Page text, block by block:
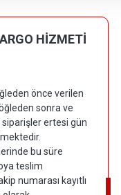
HİZMETİ
önce verilen
sonra ve
ertesi gün
bu süre
teslim
numarası kayıtlı